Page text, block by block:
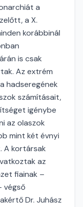
a
a X.
korábbinál
is csak
Az extrém
hadseregének
számításait,
igénybe
az olaszok
mint két évnyi
A kortársak
az
fiainak –
végső
Dr. Juhász